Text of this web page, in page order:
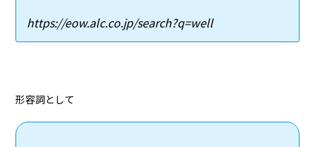
https://eow.alc.co.jp/search?q=well
形容詞として